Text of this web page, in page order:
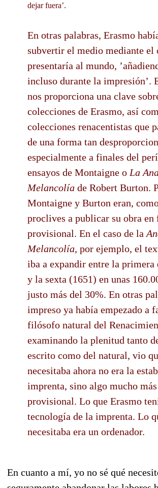
dejar fuera’.
En otras palabras, Erasmo
subvertir el medio mediante el
presentaría al mundo,
incluso durante la impresión’.
nos proporciona una clave
colecciones de Erasmo, así
colecciones renacentistas que
de una forma tan
especialmente a finales del
ensayos de Montaigne o La
Melancolía de Robert Burton.
Montaigne y Burton eran,
proclives a publicar su obra en
provisional. En el caso de la
Melancolía, por ejemplo, el
iba a expandir entre la
y la sexta (1651) en unas
justo más del 30%. En otras
impreso ya había empezado a
filósofo natural del
examinando la plenitud tanto
escrito como del natural, vio
necesitaba ahora no era la
imprenta, sino algo mucho
provisional. Lo que Erasmo
tecnología de la imprenta. Lo
necesitaba era un ordenador.
En cuanto a mí, yo no sé qué